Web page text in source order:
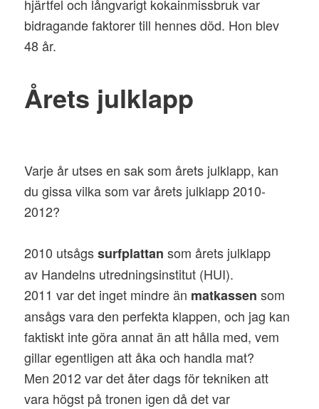
hjärtfel och långvarigt kokainmissbruk var
bidragande faktorer till hennes död. Hon blev
48 år.
Årets julklapp
Varje år utses en sak som årets julklapp, kan
du gissa vilka som var årets julklapp 2010-
2012?
2010 utsågssurfplattan som årets julklapp
av Handelns utredningsinstitut (HUI).
2011 var det inget mindre än matkassen som
ansågs vara den perfekta klappen, och jag kan
faktiskt inte göra annat än att hålla med, vem
gillar egentligen att åka och handla mat?
Men 2012 var det åter dags för tekniken att
vara högst på tronen igen då det var